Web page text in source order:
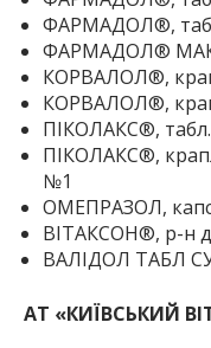
ФАРМАДОЛ®,
ФАРМАДОЛ®
КОРВАЛОЛ®,
КОРВАЛОЛ®,
ПІКОЛАКС®,
ПІКОЛАКС®,
№1
ОМЕПРАЗОЛ,
ВІТАКСОН®, р-н
ВАЛІДОЛ ТАБЛ
АТ «КИЇВСЬКИЙ